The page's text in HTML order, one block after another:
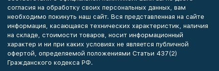
согласия на обработку своих персональных данных, вам
необходимо покинуть наш сайт. Вся представленная на сайте
информация, касающаяся технических характеристик, наличия
на складе, стоимости товаров, носит информационный
характер и ни при каких условиях не является публичной
офертой, определяемой положениями Статьи 437(2)
Гражданского кодекса РФ.